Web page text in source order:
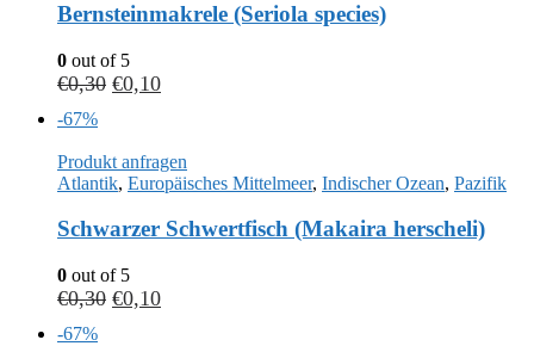
Bernsteinmakrele (Seriola species)
0 out of 5
€0,30 €0,10
-67%
Produkt anfragen
Atlantik, Europäisches Mittelmeer, Indischer Ozean, Pazifik
Schwarzer Schwertfisch (Makaira herscheli)
0 out of 5
€0,30 €0,10
-67%